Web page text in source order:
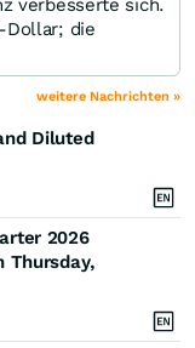
verbesserte sich.
Dollar; die
weitere Nachrichten »
Diluted
2026
Thursday,